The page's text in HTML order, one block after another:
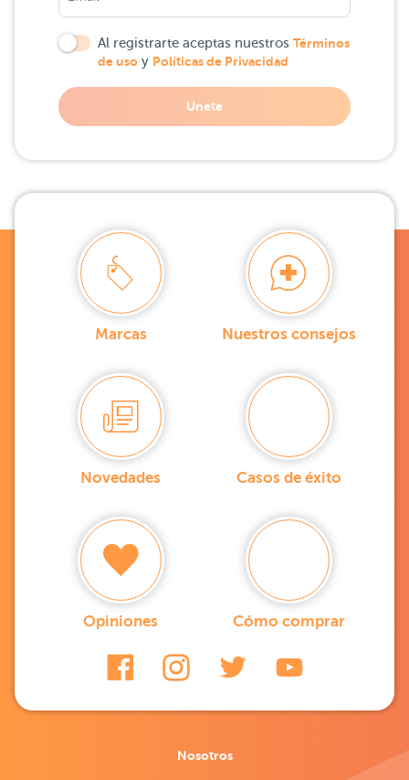
Al registrarte aceptas nuestros Términos
de uso y Políticas de Privacidad
Unete
Marcas Nuestros consejos
Novedades Casos de éxito
Opiniones Cómo comprar
Nosotros